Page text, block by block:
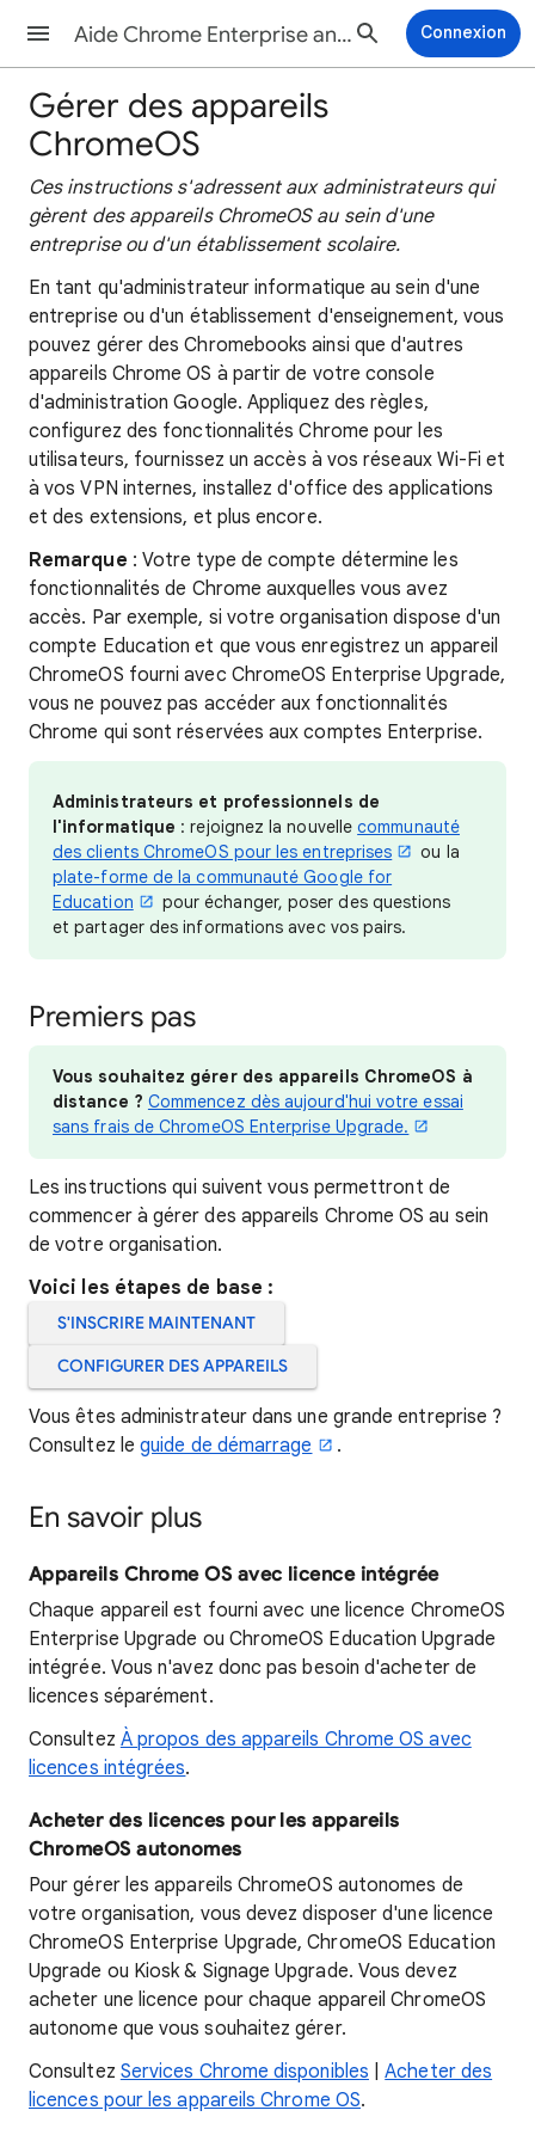
Aide Chrome Enterprise and Education Connexion
Gérer des appareils
ChromeOS
Ces instructions s'adressent aux administrateurs qui
gèrent des appareils ChromeOS au sein d'une
entreprise ou d'un établissement scolaire.
En tant qu'administrateur informatique au sein d'une
entreprise ou d'un établissement d'enseignement, vous
pouvez gérer des Chromebooks ainsi que d'autres
appareils Chrome OS à partir de votre console
d'administration Google. Appliquez des règles,
configurez des fonctionnalités Chrome pour les
utilisateurs, fournissez un accès à vos réseaux Wi-Fi et
à vos VPN internes, installez d'office des applications
et des extensions, et plus encore.
Remarque : Votre type de compte détermine les
fonctionnalités de Chrome auxquelles vous avez
accès. Par exemple, si votre organisation dispose d'un
compte Education et que vous enregistrez un appareil
ChromeOS fourni avec ChromeOS Enterprise Upgrade,
vous ne pouvez pas accéder aux fonctionnalités
Chrome qui sont réservées aux comptes Enterprise.
Administrateurs et professionnels de
l'informatique : rejoignez la nouvellecommunauté
des clients ChromeOS pour les entreprises
ou la
plate-forme de la communauté Google for
Education
pour échanger, poser des questions
et partager des informations avec vos pairs.
Premiers pas
Vous souhaitez gérer des appareils ChromeOS à
distance ? Commencez dès aujourd'hui votre essai
sans frais de ChromeOS Enterprise Upgrade.
Les instructions qui suivent vous permettront de
commencer à gérer des appareils Chrome OS au sein
de votre organisation.
Voici les étapes de base :
S'INSCRIRE MAINTENANT
CONFIGURER DES APPAREILS
Vous êtes administrateur dans une grande entreprise ?
Consultez leguide de démarrage .
En savoir plus
Appareils Chrome OS avec licence intégrée
Chaque appareil est fourni avec une licence ChromeOS
Enterprise Upgrade ou ChromeOS Education Upgrade
intégrée. Vous n'avez donc pas besoin d'acheter de
licences séparément.
Consultez À propos des appareils Chrome OS avec
licences intégrées.
Acheter des licences pour les appareils
ChromeOS autonomes
Pour gérer les appareils ChromeOS autonomes de
votre organisation, vous devez disposer d'une licence
ChromeOS Enterprise Upgrade, ChromeOS Education
Upgrade ou Kiosk & Signage Upgrade. Vous devez
acheter une licence pour chaque appareil ChromeOS
autonome que vous souhaitez gérer.
Consultez Services Chrome disponibles |Acheter des
licences pour les appareils Chrome OS.